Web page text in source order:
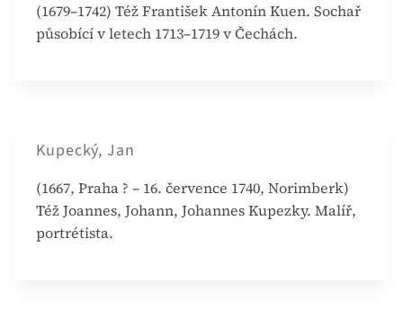
(1679–1742) Též František Antonín Kuen. Sochař
působící v letech 1713–1719 v Čechách.
Kupecký, Jan
(1667, Praha ? – 16. července 1740, Norimberk)
Též Joannes, Johann, Johannes Kupezky. Malíř,
portrétista.